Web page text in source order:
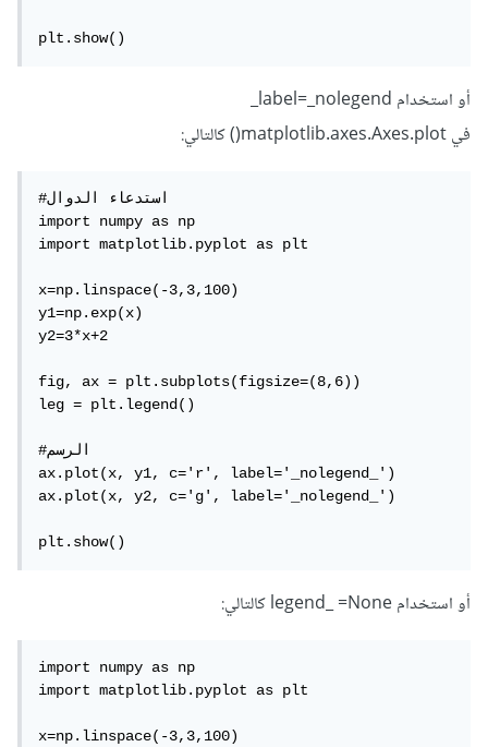
plt.show()
أو استخدام label=_nolegend_
في matplotlib.axes.Axes.plot() كالتالي:
#استدعاء الدوال
import numpy as np
import matplotlib.pyplot as plt
x=np.linspace(-3,3,100)
y1=np.exp(x)
y2=3*x+2
fig, ax = plt.subplots(figsize=(8,6))
leg = plt.legend()
#الرسم
ax.plot(x, y1, c='r', label='_nolegend_')
ax.plot(x, y2, c='g', label='_nolegend_')
plt.show()
أو استخدام legend_ =None كالتالي:
import numpy as np
import matplotlib.pyplot as plt
x=np.linspace(-3,3,100)